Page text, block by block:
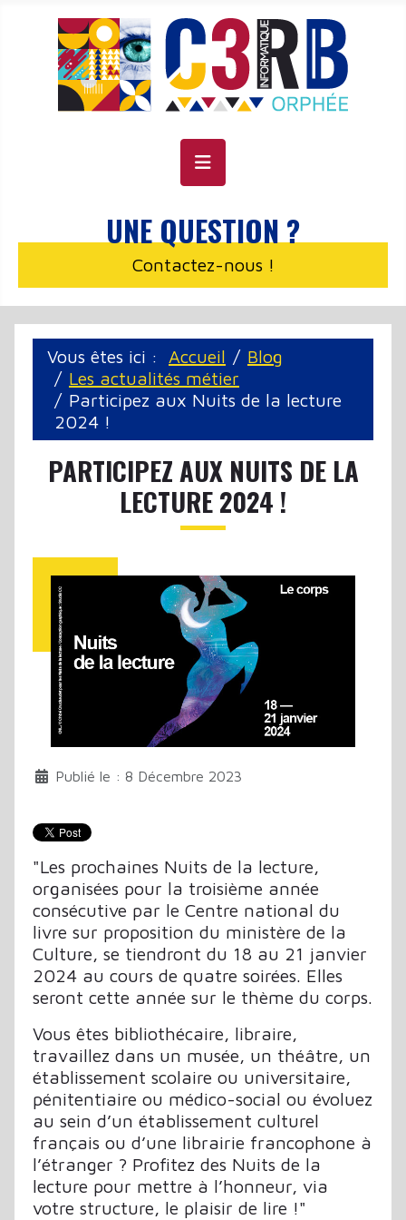
UNE QUESTION ?
Contactez-nous !
Vous êtes ici : Accueil
Blog
Les actualités métier
Participez aux Nuits de la lecture
2024 !
PARTICIPEZ AUX NUITS DE LA
LECTURE 2024 !
Publié le : 8 Décembre 2023
"Les prochaines Nuits de la lecture,
organisées pour la troisième année
consécutive par le Centre national du
livre sur proposition du ministère de la
Culture, se tiendront du 18 au 21 janvier
2024 au cours de quatre soirées. Elles
seront cette année sur le thème du corps.
Vous êtes bibliothécaire, libraire,
travaillez dans un musée, un théâtre, un
établissement scolaire ou universitaire,
pénitentiaire ou médico-social ou évoluez
au sein d’un établissement culturel
français ou d’une librairie francophone à
l’étranger ? Profitez des Nuits de la
lecture pour mettre à l’honneur, via
votre structure, le plaisir de lire !"